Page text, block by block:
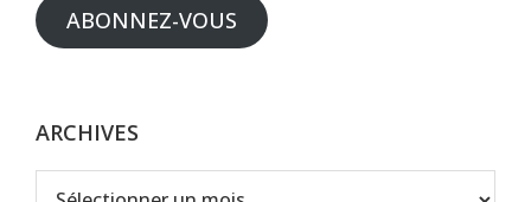
ABONNEZ-VOUS
ARCHIVES